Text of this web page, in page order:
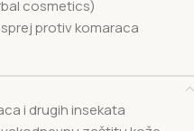
cosmetics)
sprej protiv komaraca
i drugih insekata